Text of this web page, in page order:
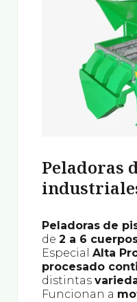
Peladoras
Peladoras de
de 2 a 6
Especial Alta
procesado
distintas
Funcionan a